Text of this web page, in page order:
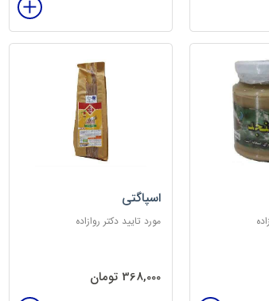
اسپاگتی
مورد تایید دکتر روازاده
368,000 تومان